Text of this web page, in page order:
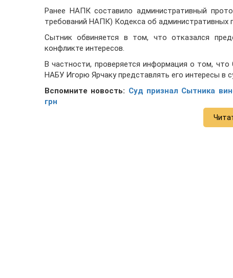
Ранее НАПК составило административный
требований НАПК) Кодекса об административных
Сытник обвиняется в том, что отказался
конфликте интересов.
В частности, проверяется информация о том,
НАБУ Игорю Ярчаку представлять его интересы в
Вспомните новость: Суд признал Сытника
грн